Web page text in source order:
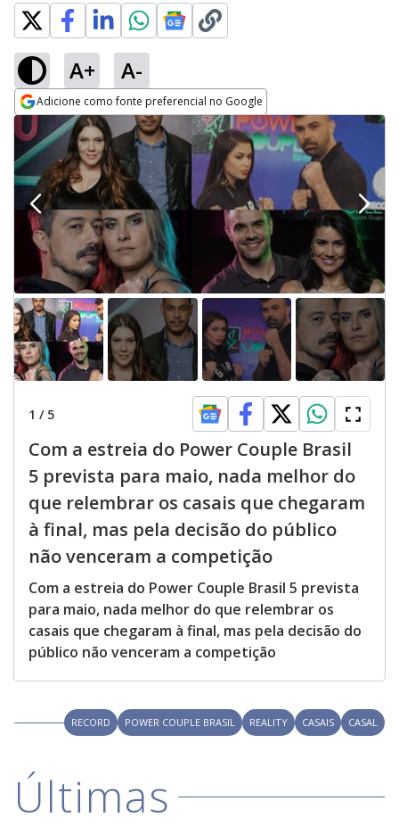
A+ A-
Adicione como fonte preferencial no Google
Opens in new window
1 / 5
Com a estreia do Power Couple Brasil
5 prevista para maio, nada melhor do
que relembrar os casais que chegaram
à final, mas pela decisão do público
não venceram a competição
Com a estreia do Power Couple Brasil 5 prevista
para maio, nada melhor do que relembrar os
casais que chegaram à final, mas pela decisão do
público não venceram a competição
RECORD POWER COUPLE BRASIL REALITY CASAIS CASAL
Últimas